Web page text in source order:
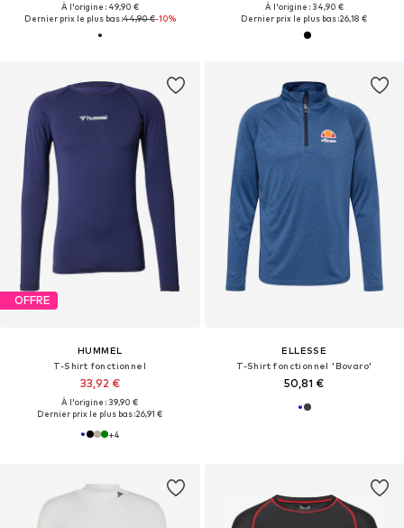
À l'origine : 49,90 €
Dernier prix le plus bas :44,90 €-10%
À l'origine : 34,90 €
Dernier prix le plus bas :26,18 €
OFFRE
HUMMEL
T-Shirt fonctionnel
33,92 €
À l'origine : 39,90 €
Dernier prix le plus bas :26,91 €
+4
ELLESSE
T-Shirt fonctionnel 'Bovaro'
50,81 €